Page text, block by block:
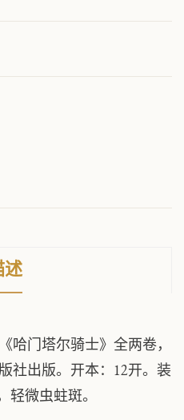
述
哈门塔尔骑士》全两卷，
社出版。开本：12开。装
微虫蛀斑。